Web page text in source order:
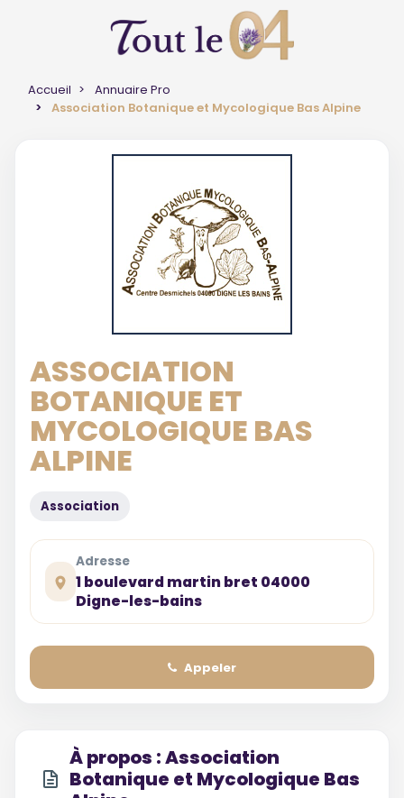
Accueil
Annuaire Pro
Association Botanique et Mycologique Bas Alpine
ASSOCIATION
BOTANIQUE ET
MYCOLOGIQUE BAS
ALPINE
Association
Adresse
1 boulevard martin bret 04000
Digne-les-bains
Appeler
À propos : Association
Botanique et Mycologique Bas